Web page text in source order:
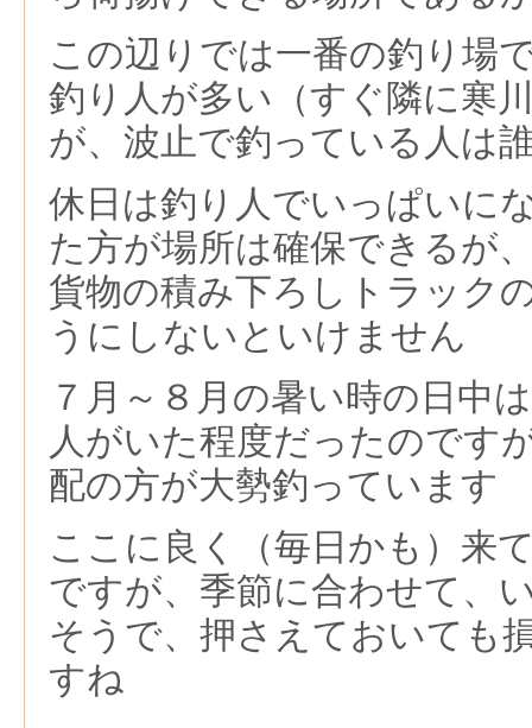
この辺りでは一番の釣り場
釣り人が多い（すぐ隣に寒
が、波止で釣っている人は
休日は釣り人でいっぱいに
た方が場所は確保できるが
貨物の積み下ろしトラック
うにしないといけません
７月～８月の暑い時の日中
人がいた程度だったのです
配の方が大勢釣っています
ここに良く（毎日かも）来
ですが、季節に合わせて、
そうで、押さえておいても
すね